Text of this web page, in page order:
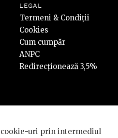
LEGAL
Termeni & Condiții
Cookies
Cum cumpăr
ANPC
Redirecționează 3,5%
cookie-uri prin intermediul